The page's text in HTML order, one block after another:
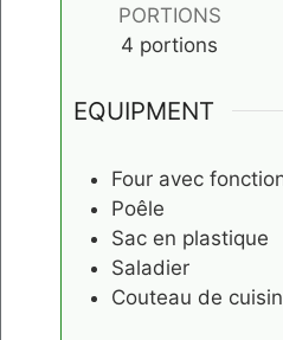
PORTIONS
4 portions
EQUIPMENT
Four avec
Poêle
Sac en plastique
Saladier
Couteau de